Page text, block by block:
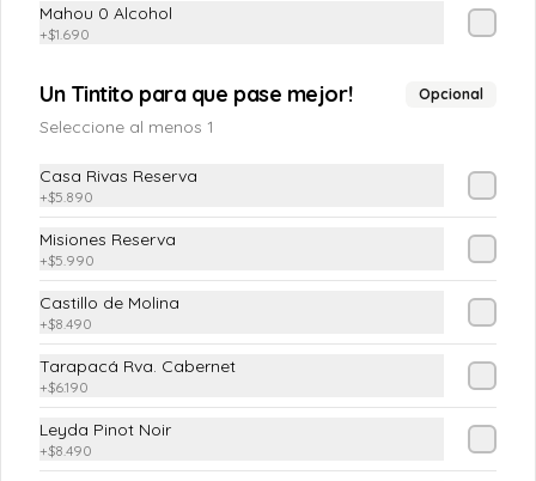
$9.990
LA VERDULERÍA DEL EMPORIO
Apio-Palta
Apio en juliana y palta
$4.890
Cebollitas en Escabeche
En vinagre natural
Mahou 0 Alcohol
+$1.690
Un Tintito para que pase mejor! Opcional
Seleccione al menos 1
Casa Rivas Reserva
+$5.890
Misiones Reserva
+$5.990
Castillo de Molina
+$8.490
Tarapacá Rva. Cabernet
+$6.190
Leyda Pinot Noir
+$8.490